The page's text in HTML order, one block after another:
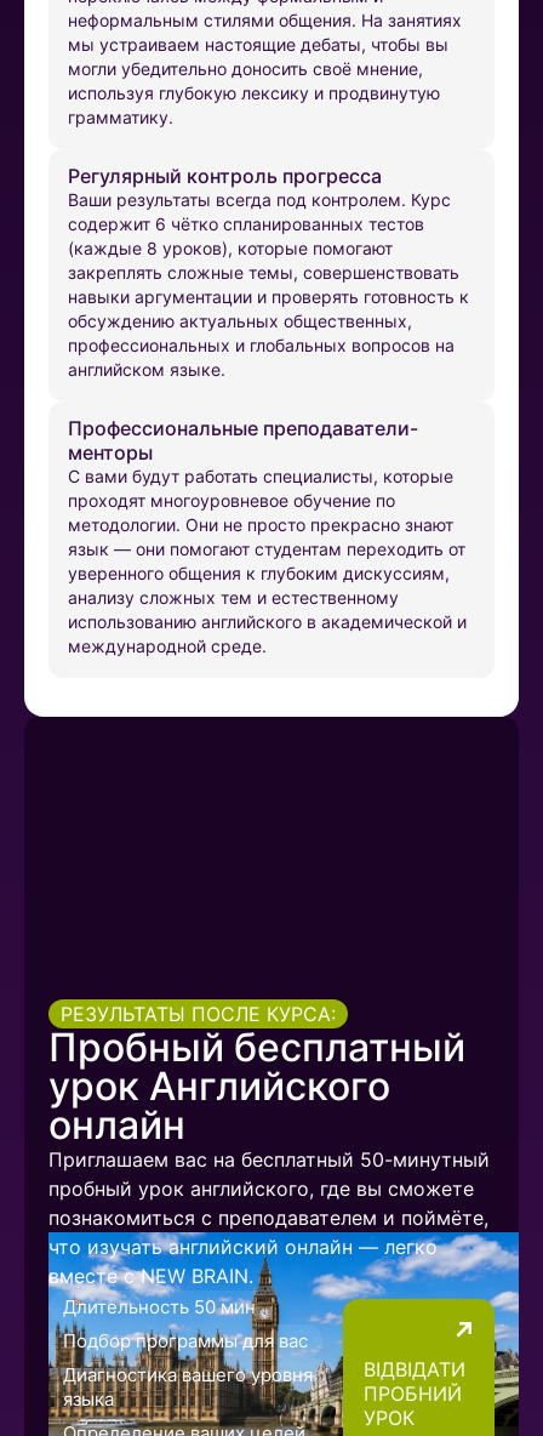
неформальным стилями общения. На занятиях
мы устраиваем настоящие дебаты, чтобы вы
могли убедительно доносить своё мнение,
используя глубокую лексику и продвинутую
грамматику.
Регулярный контроль прогресса
Ваши результаты всегда под контролем. Курс
содержит 6 чётко спланированных тестов
(каждые 8 уроков), которые помогают
закреплять сложные темы, совершенствовать
навыки аргументации и проверять готовность к
обсуждению актуальных общественных,
профессиональных и глобальных вопросов на
английском языке.
Профессиональные преподаватели-
менторы
С вами будут работать специалисты, которые
проходят многоуровневое обучение по
методологии. Они не просто прекрасно знают
язык — они помогают студентам переходить от
уверенного общения к глубоким дискуссиям,
анализу сложных тем и естественному
использованию английского в академической и
международной среде.
РЕЗУЛЬТАТЫ ПОСЛЕ КУРСА:
Пробный бесплатный
урок Английского
онлайн
Приглашаем вас на бесплатный 50-минутный
пробный урок английского, где вы сможете
познакомиться с преподавателем и поймёте,
что изучать английский онлайн — легко
вместе с NEW BRAIN.
Длительность 50 мин
Подбор программы для вас
Диагностика вашего уровня
языка
ВІДВІДАТИ
ПРОБНИЙ
УРОК